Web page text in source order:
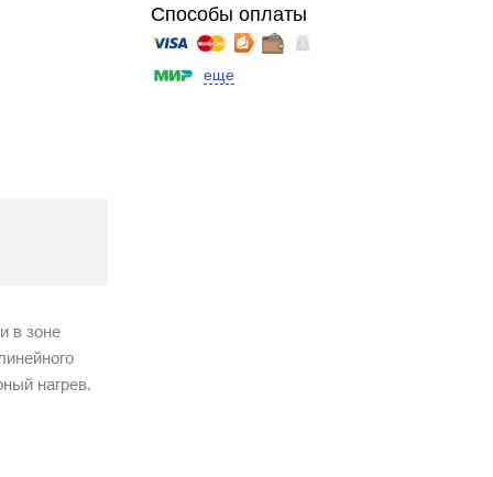
Способы оплаты
еще
в зоне
нагрев.